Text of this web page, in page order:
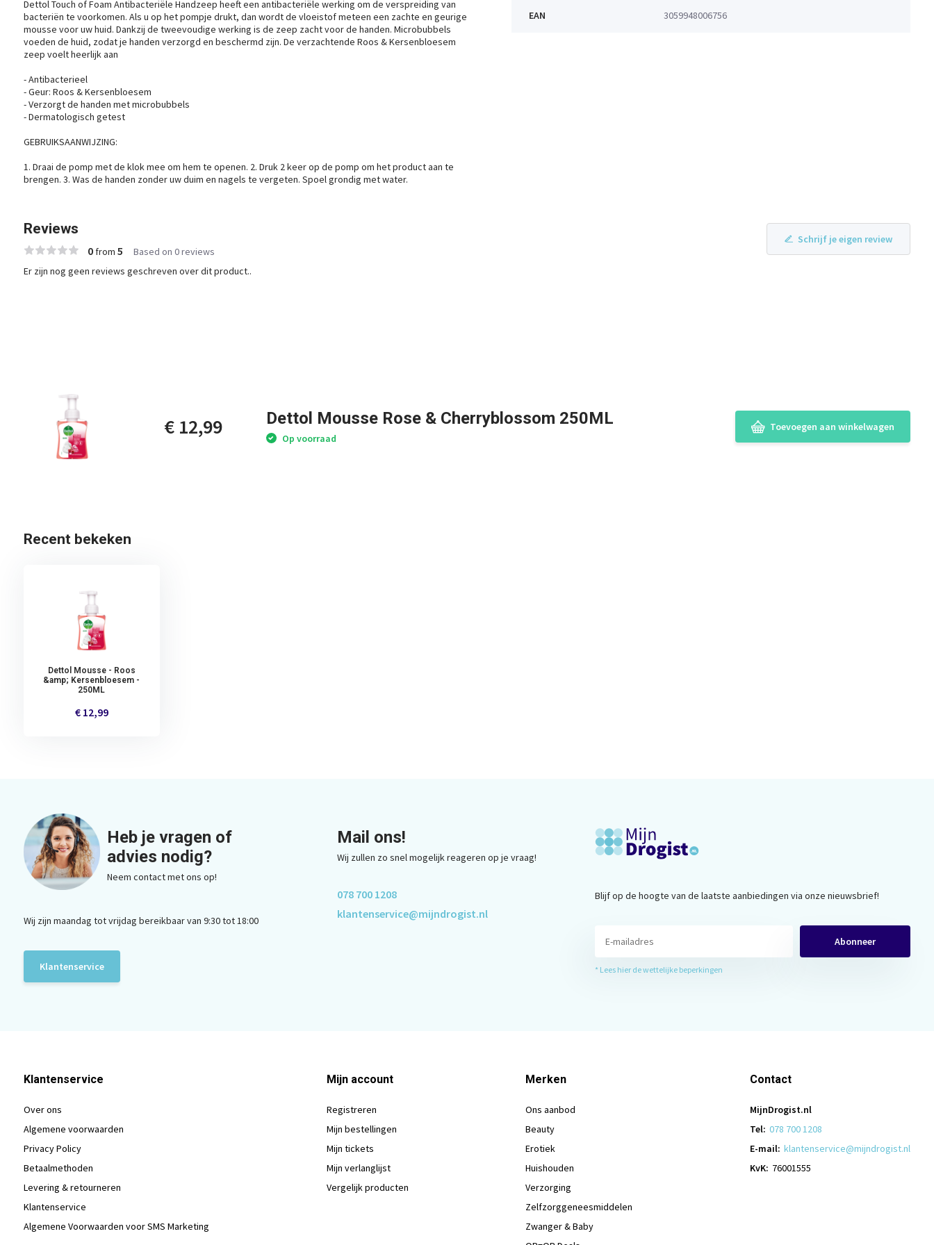
Dettol Touch of Foam Antibacteriële Handzeep heeft een antibacteriële werking om de verspreiding van
bacteriën te voorkomen. Als u op het pompje drukt, dan wordt de vloeistof meteen een zachte en geurige
mousse voor uw huid. Dankzij de tweevoudige werking is de zeep zacht voor de handen. Microbubbels
voeden de huid, zodat je handen verzorgd en beschermd zijn. De verzachtende Roos & Kersenbloesem
zeep voelt heerlijk aan
- Antibacterieel
- Geur: Roos & Kersenbloesem
- Verzorgt de handen met microbubbels
- Dermatologisch getest
GEBRUIKSAANWIJZING:
1. Draai de pomp met de klok mee om hem te openen. 2. Druk 2 keer op de pomp om het product aan te
brengen. 3. Was de handen zonder uw duim en nagels te vergeten. Spoel grondig met water.
EAN 3059948006756
Reviews
0from 5 Based on 0 reviews
Schrijf je eigen review
Er zijn nog geen reviews geschreven over dit product..
€ 12,99 Dettol Mousse Rose & Cherryblossom 250ML
Op voorraad
Toevoegen aan winkelwagen
Recent bekeken
Dettol Mousse - Roos
&amp; Kersenbloesem -
250ML
€ 12,99
Heb je vragen of
advies nodig?
Neem contact met ons op!
Wij zijn maandag tot vrijdag bereikbaar van 9:30 tot 18:00
Klantenservice
Mail ons!
Wij zullen zo snel mogelijk reageren op je vraag!
078 700 1208
klantenservice@mijndrogist.nl
Blijf op de hoogte van de laatste aanbiedingen via onze nieuwsbrief!
Abonneer
* Lees hier de wettelijke beperkingen
Klantenservice
Over ons
Algemene voorwaarden
Privacy Policy
Betaalmethoden
Levering & retourneren
Klantenservice
Algemene Voorwaarden voor SMS Marketing
Mijn account
Registreren
Mijn bestellingen
Mijn tickets
Mijn verlanglijst
Vergelijk producten
Merken
Ons aanbod
Beauty
Erotiek
Huishouden
Verzorging
Zelfzorggeneesmiddelen
Zwanger & Baby
Contact
MijnDrogist.nl
Tel: 078 700 1208
E-mail: klantenservice@mijndrogist.nl
KvK: 76001555